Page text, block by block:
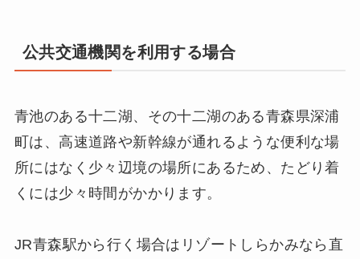
公共交通機関を利用する場合
青池のある十二湖、その十二湖のある青森県深浦
町は、高速道路や新幹線が通れるような便利な場
所にはなく少々辺境の場所にあるため、たどり着
くには少々時間がかかります。
JR青森駅から行く場合はリゾートしらかみなら直